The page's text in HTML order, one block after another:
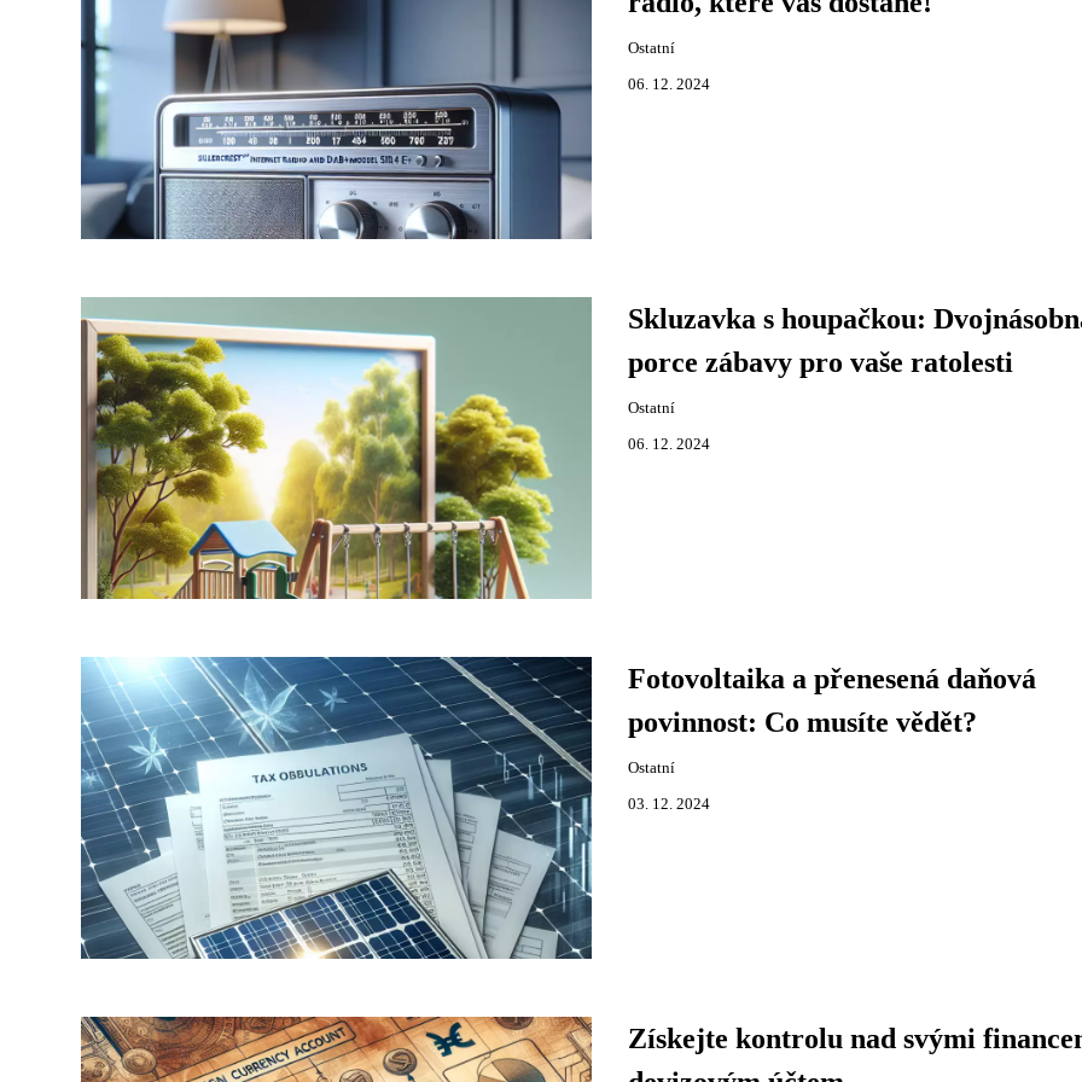
Ostatní
06. 12. 2024
Skluzavka s houpačkou:
porce zábavy pro vaše ratolesti
Ostatní
06. 12. 2024
Fotovoltaika a přenesená daňová
povinnost: Co musíte vědět?
Ostatní
03. 12. 2024
Získejte kontrolu nad svými